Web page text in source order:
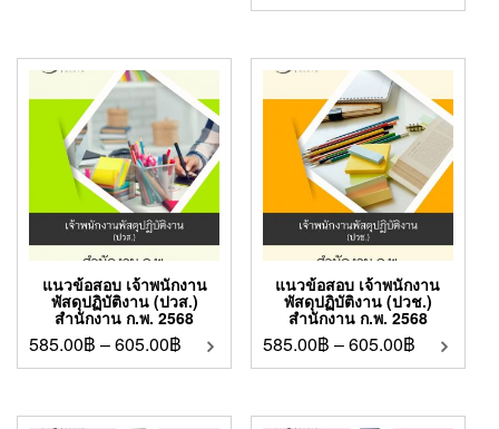
แนวข้อสอบ เจ้าพนักงาน
พัสดุปฏิบัติงาน (ปวส.)
สำนักงาน ก.พ. 2568
585.00฿ –605.00฿
แนวข้อสอบ เจ้าพนักงาน
พัสดุปฏิบัติงาน (ปวช.)
สำนักงาน ก.พ. 2568
585.00฿ –605.00฿